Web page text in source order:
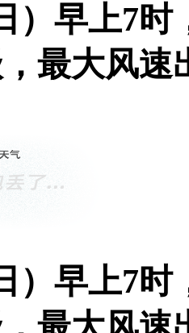
）早上7
最大风速
）早上7